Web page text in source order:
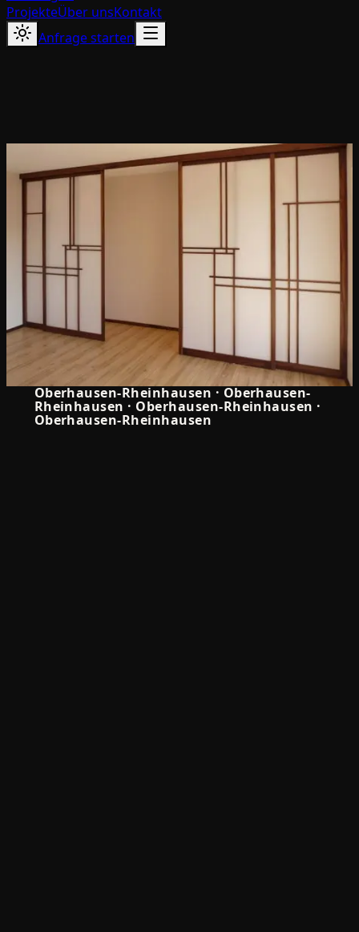
ProjekteÜber unsKontakt
Anfrage starten
5.0
Oberhausen-Rheinhausen · Oberhausen-
Rheinhausen · Oberhausen-Rheinhausen ·
Oberhausen-Rheinhausen